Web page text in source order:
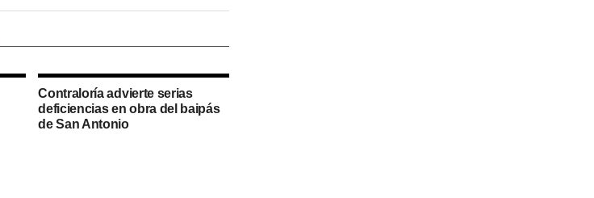
Contraloría advierte serias
deficiencias en obra del baipás
de San Antonio